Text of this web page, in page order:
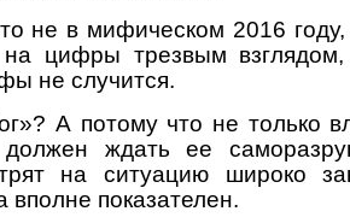
не в мифическом 2016
цифры трезвым
не случится.
А потому что не только
ждать ее
на ситуацию широко
показателен.